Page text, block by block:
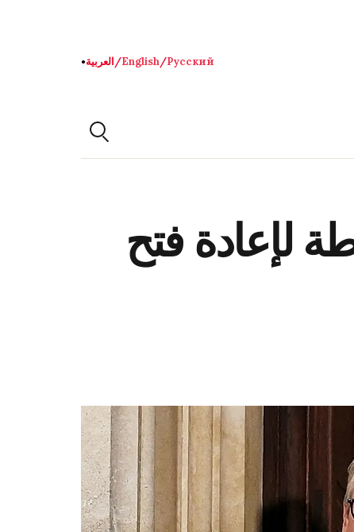
Русский
/
English
/العربية●
لإعادة فتح